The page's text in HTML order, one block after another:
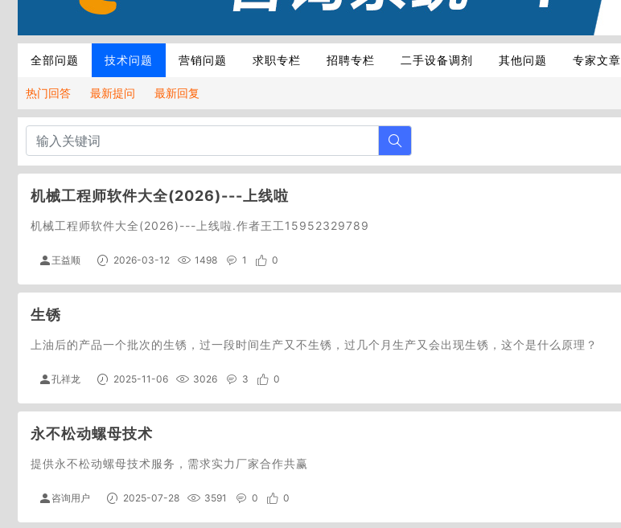
全部问题 技术问题 营销问题 求职专栏 招聘专栏 二手设备调剂 其他问题 专家文章
热门回答 最新提问 最新回复
机械工程师软件大全(2026)---上线啦
机械工程师软件大全(2026)---上线啦.作者王工15952329789
王益顺 2026-03-12 1498 1 0
生锈
上油后的产品一个批次的生锈，过一段时间生产又不生锈，过几个月生产又会出现生锈，这个是什么原理？
孔祥龙 2025-11-06 3026 3 0
永不松动螺母技术
提供永不松动螺母技术服务，需求实力厂家合作共赢
咨询用户 2025-07-28 3591 0 0